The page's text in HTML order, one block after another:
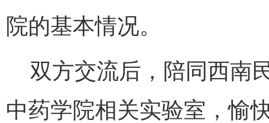
院的基本情况。
双方交流后，陪同西南
中药学院相关实验室，愉